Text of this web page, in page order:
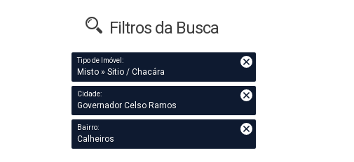
Filtros da Busca
Tipo de Imóvel:
Misto » Sitio / Chacára
Cidade:
Governador Celso Ramos
Bairro:
Calheiros